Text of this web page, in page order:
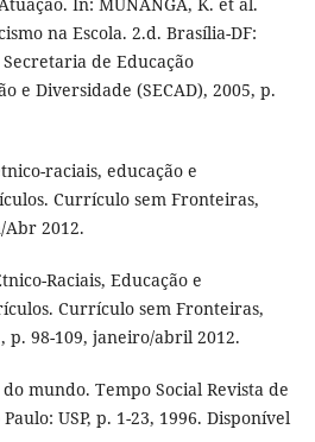
na Escola. 2.d. Brasília-DF:
de Educação
e Diversidade (SECAD), 2005, p.
raciais, educação e
Currículo sem Fronteiras,
Abr 2012.
Raciais, Educação e
Currículo sem Fronteiras,
p. 98-109, janeiro/abril 2012.
mundo. Tempo Social Revista de
USP, p. 1-23, 1996. Disponível